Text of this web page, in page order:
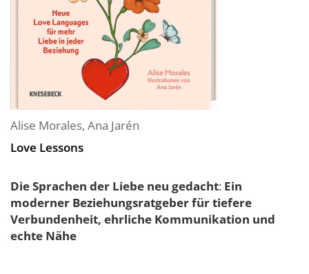
Alise Morales, Ana Jarén
Love Lessons
Die Sprachen der Liebe neu gedacht: Ein
moderner Beziehungsratgeber für tiefere
Verbundenheit, ehrliche Kommunikation und
echte Nähe